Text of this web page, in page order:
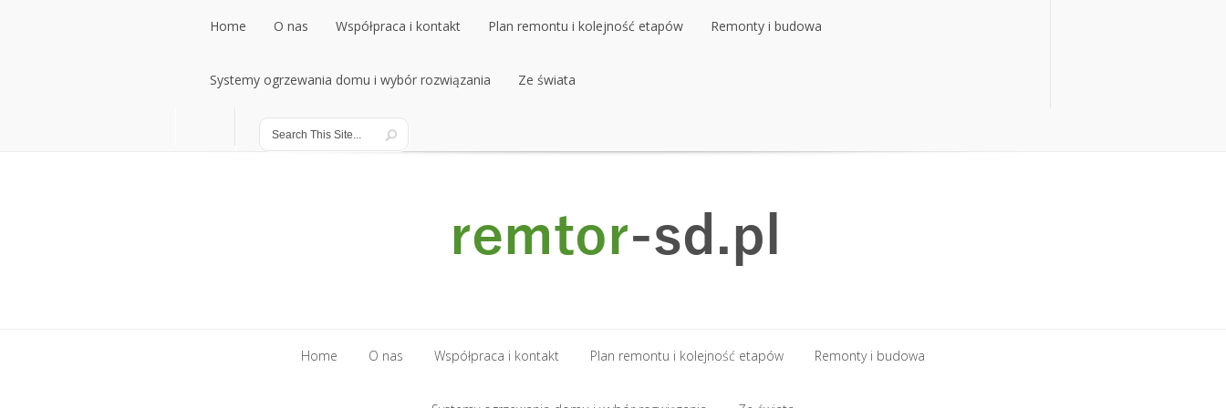
Home
Home
O nas
O nas
Współpraca i kontakt
Współpraca i kontakt
Plan remontu i kolejność etapów
Plan remontu i kolejność etapów
Remonty i budowa
Systemy ogrzewania domu i wybór rozwiązania
Systemy ogrzewania domu i wybór rozwiązania
Ze świata
Home O nas Współpraca i kontakt Plan remontu i kolejność etapów Remonty i budowa